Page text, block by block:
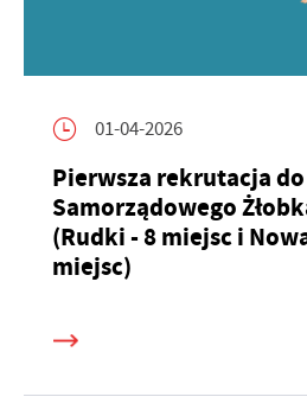
01-04-2026
Pierwsza rekrutacja do
Samorządowego
(Rudki - 8 miejsc i
miejsc)